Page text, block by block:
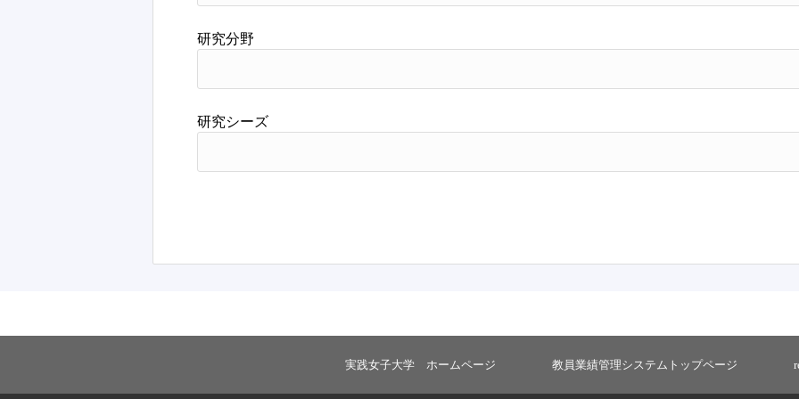
研究分野
研究シーズ
実践女子大学 ホームページ 教員業績管理システムトップページ